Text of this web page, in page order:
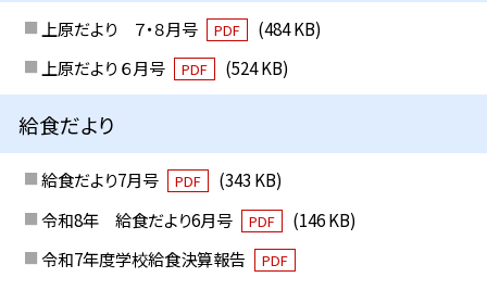
上原だより ７・８月号 PDF
(484 KB)
上原だより ６月号
PDF (524 KB)
給食だより
給食だより7月号 PDF
(343 KB)
令和8年 給食だより6月号
PDF
(146 KB)
令和7年度学校給食決算報告
PDF